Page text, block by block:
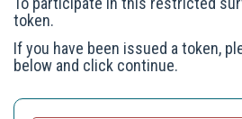
token.
If you have been issued a token,
below and click continue.